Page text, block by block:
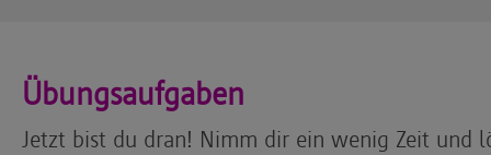
Übungsaufgaben
Jetzt bist du dran! Nimm dir ein wenig Zeit und